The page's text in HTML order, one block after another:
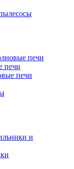
печи
печи
печи
и